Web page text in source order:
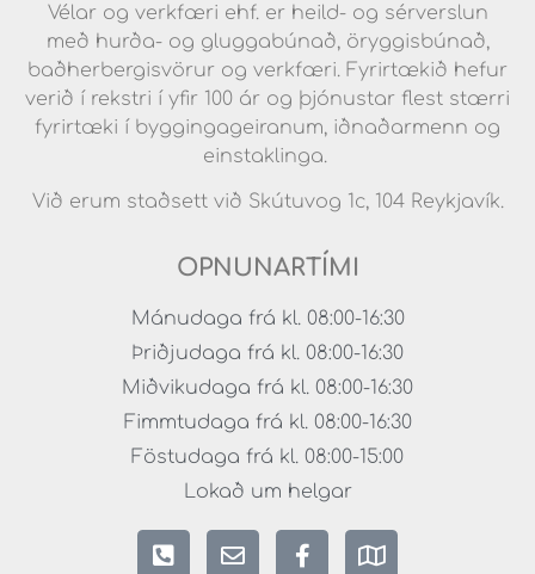
Vélar og verkfæri ehf. er heild- og sérverslun
með hurða- og gluggabúnað, öryggisbúnað,
baðherbergisvörur og verkfæri. Fyrirtækið hefur
verið í rekstri í yfir 100 ár og þjónustar flest stærri
fyrirtæki í byggingageiranum, iðnaðarmenn og
einstaklinga.
Við erum staðsett við Skútuvog 1c, 104 Reykjavík.
OPNUNARTÍMI
Mánudaga frá kl. 08:00-16:30
Þriðjudaga frá kl. 08:00-16:30
Miðvikudaga frá kl. 08:00-16:30
Fimmtudaga frá kl. 08:00-16:30
Föstudaga frá kl. 08:00-15:00
Lokað um helgar